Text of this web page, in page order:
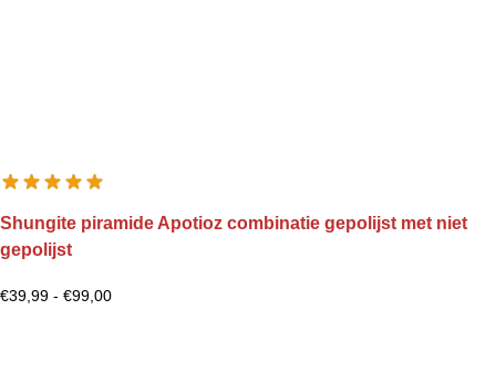
Shungite piramide Apotioz combinatie gepolijst met niet
gepolijst
€39,99 - €99,00